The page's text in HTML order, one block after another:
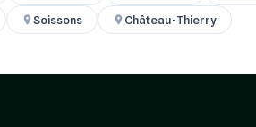
Soissons Château-Thierry